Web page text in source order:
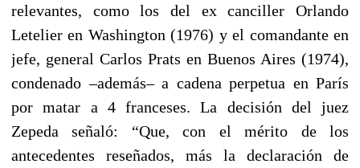
relevantes, como los del ex canciller Orlando
Letelier en Washington (1976) y el comandante en
jefe, general Carlos Prats en Buenos Aires (1974),
condenado –además– a cadena perpetua en París
por matar a 4 franceses. La decisión del juez
Zepeda señaló: “Que, con el mérito de los
antecedentes reseñados, más la declaración de